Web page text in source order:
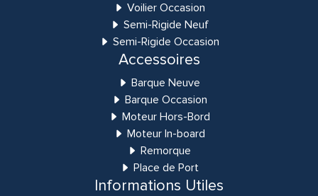
Voilier Occasion
Semi-Rigide Neuf
Semi-Rigide Occasion
Accessoires
Barque Neuve
Barque Occasion
Moteur Hors-Bord
Moteur In-board
Remorque
Place de Port
Informations Utiles